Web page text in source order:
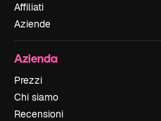
Affiliati
Aziende
Azienda
Prezzi
Chi siamo
Recensioni